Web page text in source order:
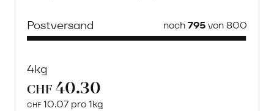
Postversand noch795von 800
4kg
CHF 40.30
CHF 10.07 pro 1kg